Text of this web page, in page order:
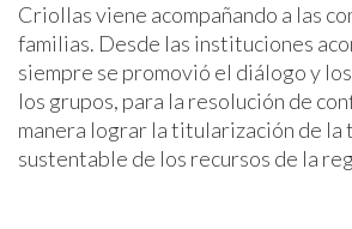
Criollas viene acompañando a las
familias. Desde las instituciones
siempre se promovió el diálogo y
los grupos, para la resolución de
manera lograr la titularización de la
sustentable de los recursos de la